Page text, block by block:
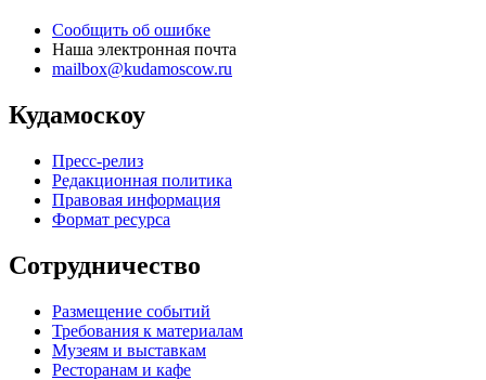
Сообщить об ошибке
Наша электронная почта
mailbox@kudamoscow.ru
Кудамоскоу
Пресс-релиз
Редакционная политика
Правовая информация
Формат ресурса
Сотрудничество
Размещение событий
Требования к материалам
Музеям и выставкам
Ресторанам и кафе